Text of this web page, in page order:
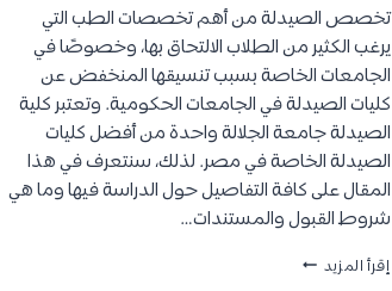
تخصص الصيدلة من أهم تخصصات الطب التي
يرغب الكثير من الطلاب الالتحاق بها، وخصوصًا في
الجامعات الخاصة بسبب تنسيقها المنخفض عن
كليات الصيدلة في الجامعات الحكومية. وتعتبر كلية
الصيدلة جامعة الجلالة واحدة من أفضل كليات
الصيدلة الخاصة في مصر. لذلك، سنتعرف في هذا
المقال على كافة التفاصيل حول الدراسة فيها وما هي
شروط القبول والمستندات…
إقرأ المزيد كلية